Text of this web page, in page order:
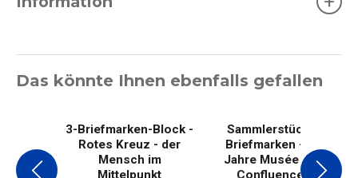
Das könnte Ihnen ebenfalls gefallen
3-Briefmarken-Block -
Rotes Kreuz - der
Mensch im
Mittelpunkt
Sammlerstück 8
Briefmarken - 10
Jahre Musée des
Confluences